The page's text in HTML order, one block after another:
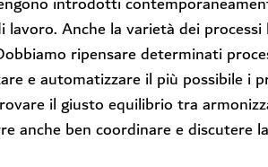
Anche la varietà dei
ripensare determinati
e automatizzare il più possibile i
il giusto equilibrio tra
anche ben coordinare e discutere